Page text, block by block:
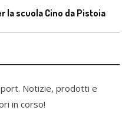
la scuola Cino da Pistoia
Notizie, prodotti e
in corso!